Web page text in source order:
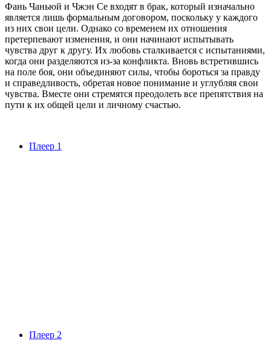
Фань Чаньюй и Чжэн Се входят в брак, который изначально
является лишь формальным договором, поскольку у каждого
из них свои цели. Однако со временем их отношения
претерпевают изменения, и они начинают испытывать
чувства друг к другу. Их любовь сталкивается с испытаниями,
когда они разделяются из-за конфликта. Вновь встретившись
на поле боя, они объединяют силы, чтобы бороться за правду
и справедливость, обретая новое понимание и углубляя свои
чувства. Вместе они стремятся преодолеть все препятствия на
пути к их общей цели и личному счастью.
Плеер 1
Плеер 2